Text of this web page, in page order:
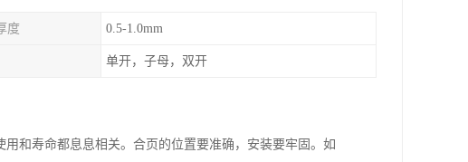
度 0.5-1.0mm
单开，子母，双开
和寿命都息息相关。合页的位置要准确，安装要牢固。如